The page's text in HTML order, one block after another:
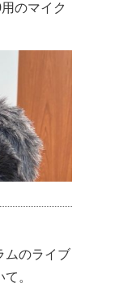
のマイク
ムのライブ
。